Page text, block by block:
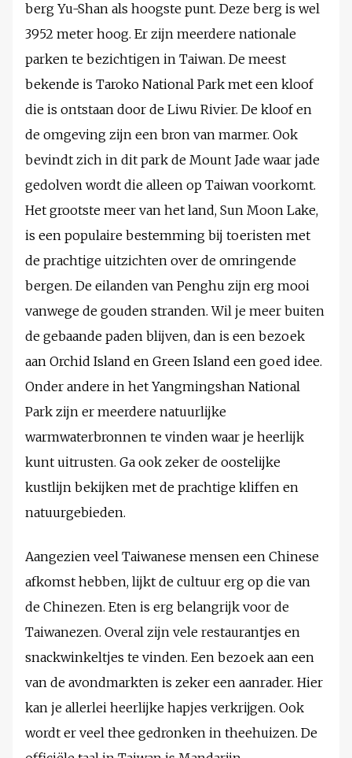
berg Yu-Shan als hoogste punt. Deze berg is wel
3952 meter hoog. Er zijn meerdere nationale
parken te bezichtigen in Taiwan. De meest
bekende is Taroko National Park met een kloof
die is ontstaan door de Liwu Rivier. De kloof en
de omgeving zijn een bron van marmer. Ook
bevindt zich in dit park de Mount Jade waar jade
gedolven wordt die alleen op Taiwan voorkomt.
Het grootste meer van het land, Sun Moon Lake,
is een populaire bestemming bij toeristen met
de prachtige uitzichten over de omringende
bergen. De eilanden van Penghu zijn erg mooi
vanwege de gouden stranden. Wil je meer buiten
de gebaande paden blijven, dan is een bezoek
aan Orchid Island en Green Island een goed idee.
Onder andere in het Yangmingshan National
Park zijn er meerdere natuurlijke
warmwaterbronnen te vinden waar je heerlijk
kunt uitrusten. Ga ook zeker de oostelijke
kustlijn bekijken met de prachtige kliffen en
natuurgebieden.
Aangezien veel Taiwanese mensen een Chinese
afkomst hebben, lijkt de cultuur erg op die van
de Chinezen. Eten is erg belangrijk voor de
Taiwanezen. Overal zijn vele restaurantjes en
snackwinkeltjes te vinden. Een bezoek aan een
van de avondmarkten is zeker een aanrader. Hier
kan je allerlei heerlijke hapjes verkrijgen. Ook
wordt er veel thee gedronken in theehuizen. De